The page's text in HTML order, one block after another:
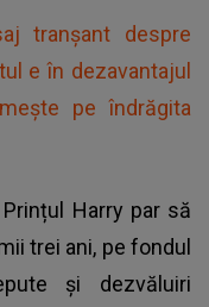
tranșant despre
e în dezavantajul
pe îndrăgita
Harry par să
trei ani, pe fondul
și dezvăluiri